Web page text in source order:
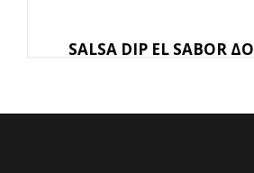
SALSA DIP EL SABOR